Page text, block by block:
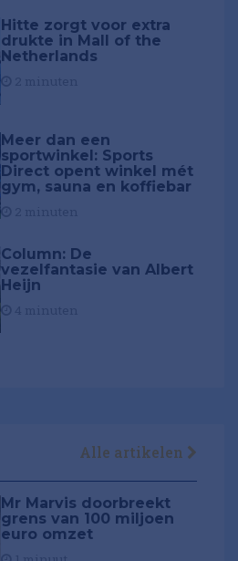
Hitte zorgt voor extra
drukte in Mall of the
Netherlands
Meer dan een
sportwinkel: Sports
Direct opent winkel mét
gym, sauna en koffiebar
Column: De
vezelfantasie van Albert
Heijn
Alle artikelen
Mr Marvis doorbreekt
grens van 100 miljoen
euro omzet